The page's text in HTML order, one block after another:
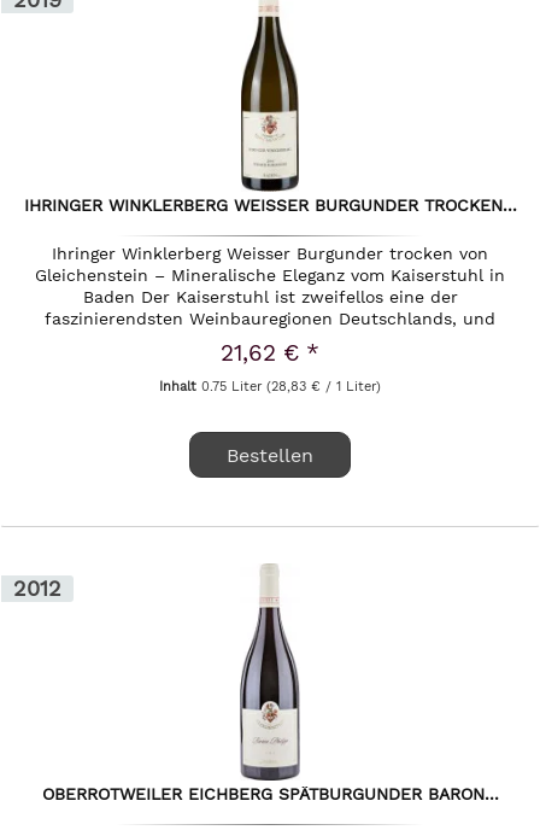
IHRINGER WINKLERBERG WEISSER BURGUNDER TROCKEN...
Ihringer Winklerberg Weisser Burgunder trocken von
Gleichenstein – Mineralische Eleganz vom Kaiserstuhl in
Baden Der Kaiserstuhl ist zweifellos eine der
faszinierendsten Weinbauregionen Deutschlands, und
inmitten dieser sonnenverwöhnten...
21,62 € *
Inhalt0.75 Liter(28,83 € / 1 Liter)
Bestellen
2012
OBERROTWEILER EICHBERG SPÄTBURGUNDER BARON...